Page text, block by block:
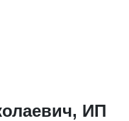
компанииИП